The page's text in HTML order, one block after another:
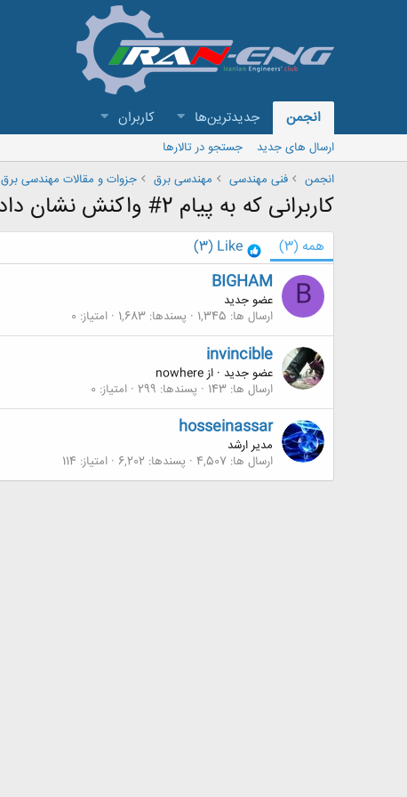
انجمن جدیدترین‌ها کاربران
ارسال های جدید
جستجو در تالارها
انجمن
فنی مهندسی مهندسی برق جزوات و مقالات مهندسی برق
کاربرانی که به پیام 2# واکنش نشان داده اند
همه (3)
Like
(3)
B
BIGHAM
عضو جدید
ارسال ها 1,345 پسندها 1,683 امتیاز 0
invincible
عضو جدید · ازnowhere
ارسال ها 143 پسندها 299 امتیاز 0
hosseinassar
مدیر ارشد
ارسال ها 4,507 پسندها 6,202 امتیاز 114